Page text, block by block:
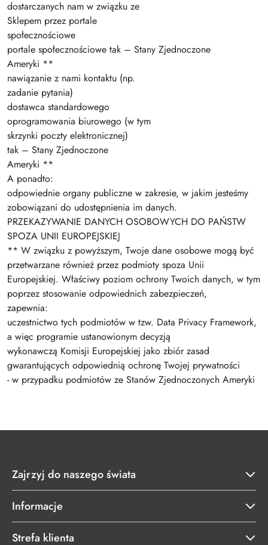
dostarczanych nam w związku ze
Sklepem przez portale
społecznościowe
portale społecznościowe tak – Stany Zjednoczone
Ameryki **
nawiązanie z nami kontaktu (np.
zadanie pytania)
dostawca standardowego
oprogramowania biurowego (w tym
skrzynki poczty elektronicznej)
tak – Stany Zjednoczone
Ameryki **
A ponadto:
odpowiednie organy publiczne w zakresie, w jakim jesteśmy
zobowiązani do udostępnienia im danych.
PRZEKAZYWANIE DANYCH OSOBOWYCH DO PAŃSTW
SPOZA UNII EUROPEJSKIEJ
** W związku z powyższym, Twoje dane osobowe mogą być
przetwarzane również przez podmioty spoza Unii
Europejskiej. Właściwy poziom ochrony Twoich danych, w tym
poprzez stosowanie odpowiednich zabezpieczeń,
zapewnia:
uczestnictwo tych podmiotów w tzw. Data Privacy Framework,
a więc programie ustanowionym decyzją
wykonawczą Komisji Europejskiej jako zbiór zasad
gwarantujących odpowiednią ochronę Twojej prywatności
- w przypadku podmiotów ze Stanów Zjednoczonych Ameryki
Zajrzyj do naszego świata
Informacje
Strefa klienta